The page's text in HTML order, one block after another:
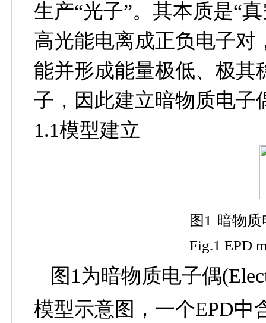
生产“光子”。其本质是“
高光能电离成正负电子对
能并形成能量极低、极其
子，因此建立暗物质电子
1.1模型建立
图1 暗物
Fig.1EPD
图 1为暗物质电子偶
模型示意图，一个EPD中